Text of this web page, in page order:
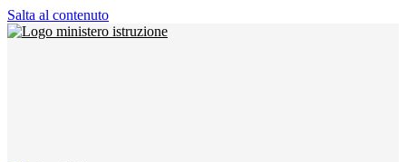
Salta al contenuto